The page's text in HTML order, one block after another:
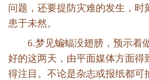
问题，还要提防灾难的发生，时
患于未然。
6.梦见蝙蝠没翅膀，预示着
好的这两天，由平面媒体方面得
得注目。不论是杂志或报纸都可